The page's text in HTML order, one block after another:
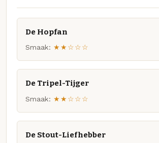
De Hopfan
Smaak: ★★☆☆☆
De Tripel-Tijger
Smaak: ★★☆☆☆
De Stout-Liefhebber